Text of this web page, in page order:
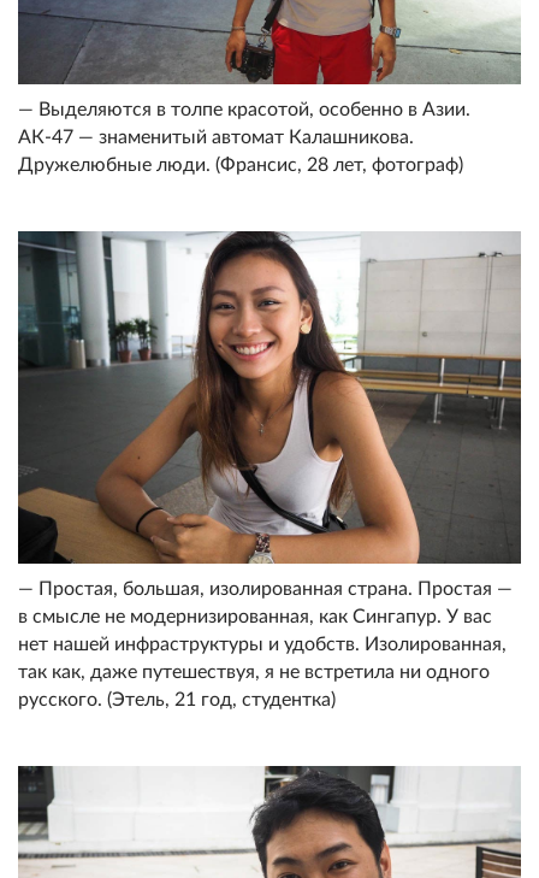
— Выделяются в толпе красотой, особенно в Азии.
АК-47 — знаменитый автомат Калашникова.
Дружелюбные люди. (Франсис, 28 лет, фотограф)
— Простая, большая, изолированная страна. Простая —
в смысле не модернизированная, как Сингапур. У вас
нет нашей инфраструктуры и удобств. Изолированная,
так как, даже путешествуя, я не встретила ни одного
русского. (Этель, 21 год, студентка)